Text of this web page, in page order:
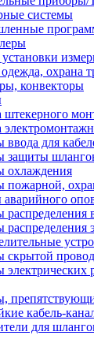
системы
охрана
конвекторы
штекерного
ввода для
защиты
охлаждения
пожарной,
аварийного
распределения
распределения
скрытой
электрических
кабель-
для